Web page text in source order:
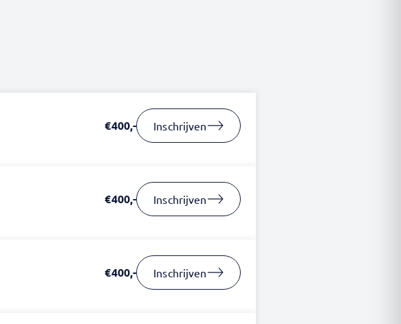
€400,- Inschrijven
€400,- Inschrijven
€400,- Inschrijven